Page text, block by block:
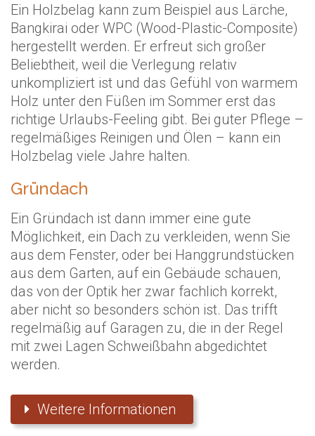
Ein Holzbelag kann zum Beispiel aus Lärche,
Bangkirai oder WPC (Wood-Plastic-Composite)
hergestellt werden. Er erfreut sich großer
Beliebtheit, weil die Verlegung relativ
unkompliziert ist und das Gefühl von warmem
Holz unter den Füßen im Sommer erst das
richtige Urlaubs-Feeling gibt. Bei guter Pflege –
regelmäßiges Reinigen und Ölen – kann ein
Holzbelag viele Jahre halten.
Gründach
Ein Gründach ist dann immer eine gute
Möglichkeit, ein Dach zu verkleiden, wenn Sie
aus dem Fenster, oder bei Hanggrundstücken
aus dem Garten, auf ein Gebäude schauen,
das von der Optik her zwar fachlich korrekt,
aber nicht so besonders schön ist. Das trifft
regelmäßig auf Garagen zu, die in der Regel
mit zwei Lagen Schweißbahn abgedichtet
werden.
Weitere Informationen